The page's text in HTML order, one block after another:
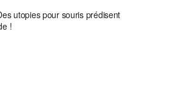
utopies pour souris prédisent
!